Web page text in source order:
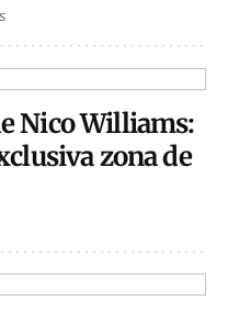
Nico Williams:
zona de